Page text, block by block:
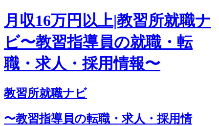
月収16万円以上|教習所就職ナ
ビ〜教習指導員の就職・転
職・求人・採用情報〜
教習所就職ナビ
〜教習指導員の転職・求人・採用情